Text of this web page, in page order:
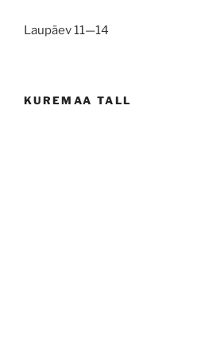
Laupäev 11—14
KUREMAA TALL